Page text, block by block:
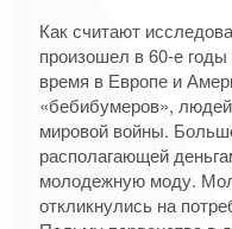
Как считают
произошел в 60-е
время в Европе и
«бебибумеров»,
мировой войны.
располагающей
молодежную моду.
откликнулись на